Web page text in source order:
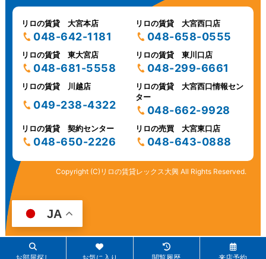
JA
リロの賃貸 大宮本店
048-642-1181
リロの賃貸 大宮西口店
048-658-0555
リロの賃貸 東大宮店
048-681-5558
リロの賃貸 東川口店
048-299-6661
リロの賃貸 川越店
049-238-4322
リロの賃貸 大宮西口情報セン
ター
048-662-9928
リロの賃貸 契約センター
048-650-2226
リロの売買 大宮東口店
048-643-0888
Copyright (C)リロの賃貸レックス大興 All Rights Reserved.